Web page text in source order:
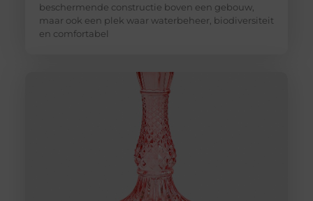
beschermende constructie boven een gebouw,
maar ook een plek waar waterbeheer, biodiversiteit
en comfortabel